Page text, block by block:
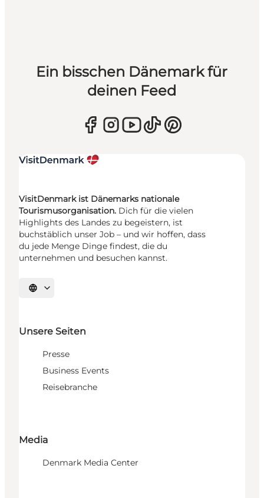
Ein bisschen Dänemark für
deinen Feed
VisitDenmark ist Dänemarks nationale
Tourismusorganisation. Dich für die vielen
Highlights des Landes zu begeistern, ist
buchstäblich unser Job – und wir hoffen, dass
du jede Menge Dinge findest, die du
unternehmen und besuchen kannst.
Sprache auswählen
Unsere Seiten
Presse
Business Events
Reisebranche
Media
Denmark Media Center